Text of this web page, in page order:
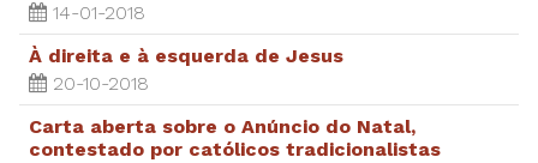
14-01-2018
À direita e à esquerda de Jesus
20-10-2018
Carta aberta sobre o Anúncio do Natal,
contestado por católicos tradicionalistas